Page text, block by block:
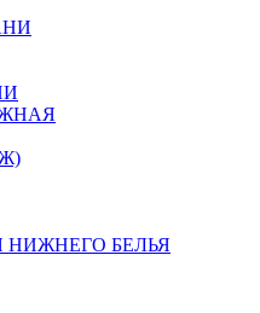
НИЖНЕГО БЕЛЬЯ